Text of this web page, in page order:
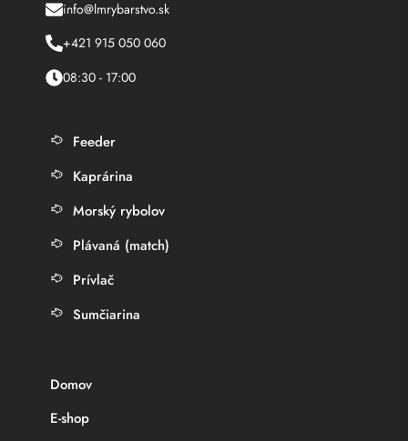
info@lmrybarstvo.sk
+421 915 050 060
08:30 - 17:00
Feeder
Kaprárina
Morský rybolov
Plávaná (match)
Prívlač
Sumčiarina
Domov
E-shop